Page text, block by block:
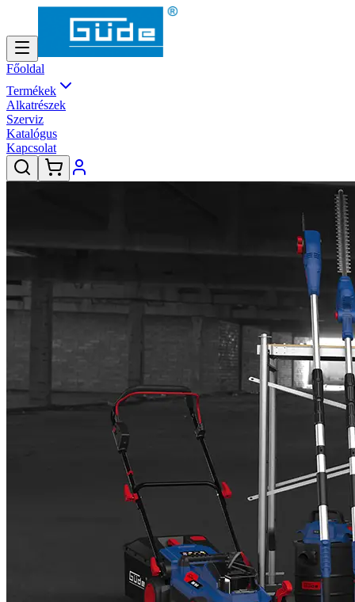
Főoldal
Termékek
Alkatrészek
Szerviz
Katalógus
Kapcsolat